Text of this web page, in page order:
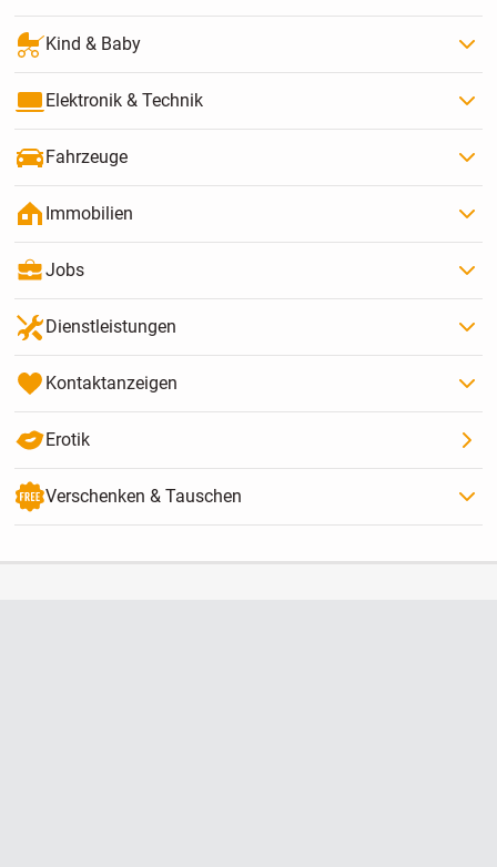
Kind & Baby
Elektronik & Technik
Fahrzeuge
Immobilien
Jobs
Dienstleistungen
Kontaktanzeigen
Erotik
Verschenken & Tauschen